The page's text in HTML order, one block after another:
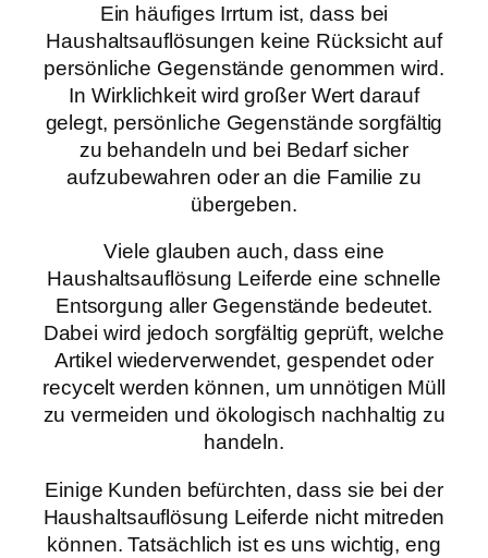
Ein häufiges Irrtum ist, dass bei
Haushaltsauflösungen keine Rücksicht auf
persönliche Gegenstände genommen wird.
In Wirklichkeit wird großer Wert darauf
gelegt, persönliche Gegenstände sorgfältig
zu behandeln und bei Bedarf sicher
aufzubewahren oder an die Familie zu
übergeben.
Viele glauben auch, dass eine
Haushaltsauflösung Leiferde eine schnelle
Entsorgung aller Gegenstände bedeutet.
Dabei wird jedoch sorgfältig geprüft, welche
Artikel wiederverwendet, gespendet oder
recycelt werden können, um unnötigen Müll
zu vermeiden und ökologisch nachhaltig zu
handeln.
Einige Kunden befürchten, dass sie bei der
Haushaltsauflösung Leiferde nicht mitreden
können. Tatsächlich ist es uns wichtig, eng